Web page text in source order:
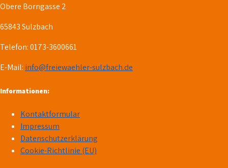
Obere Borngasse 2
65843 Sulzbach
Telefon: 0173-3600661
E-Mail: info@freiewaehler-sulzbach.de
Informationen:
Kontaktformular
Impressum
Datenschutzerklärung
Cookie-Richtlinie (EU)